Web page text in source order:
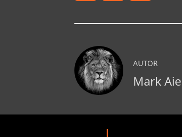
AUTOR
Mark